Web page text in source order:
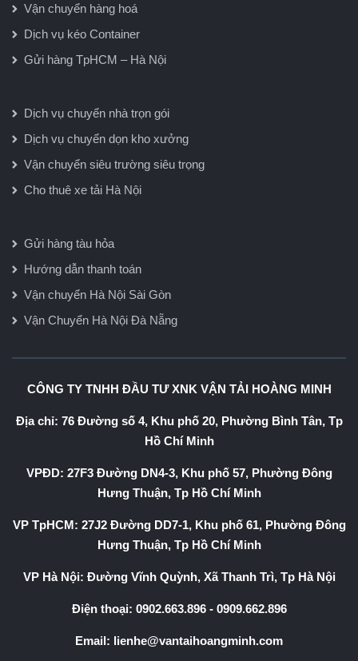
Vận chuyển hàng hoá
Dịch vụ kéo Container
Gửi hàng TpHCM – Hà Nội
Dịch vụ chuyển nhà trọn gói
Dịch vụ chuyển dọn kho xưởng
Vận chuyển siêu trường siêu trọng
Cho thuê xe tải Hà Nội
Gửi hàng tàu hỏa
Hướng dẫn thanh toán
Vận chuyển Hà Nội Sài Gòn
Vận Chuyển Hà Nội Đà Nẵng
CÔNG TY TNHH ĐẦU TƯ XNK VẬN TẢI HOÀNG MINH
Địa chỉ: 76 Đường số 4, Khu phố 20, Phường Bình Tân, Tp
Hồ Chí Minh
VPĐD: 27F3 Đường DN4-3, Khu phố 57, Phường Đông
Hưng Thuận, Tp Hồ Chí Minh
VP TpHCM: 27J2 Đường DD7-1, Khu phố 61, Phường Đông
Hưng Thuận, Tp Hồ Chí Minh
VP Hà Nội: Đường Vĩnh Quỳnh, Xã Thanh Trì, Tp Hà Nội
Điện thoại: 0902.663.896- 0909.662.896
Email: lienhe@vantaihoangminh.com